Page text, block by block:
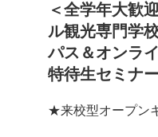
＜全学年大歓
ル観光専門学
パス＆オンラ
特待生セミナー
★来校型オープン